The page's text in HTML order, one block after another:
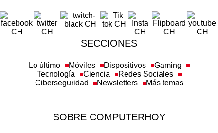
SECCIONES
Tecnología
Ciencia
Redes Sociales
Ciberseguridad
Newsletters Más temas